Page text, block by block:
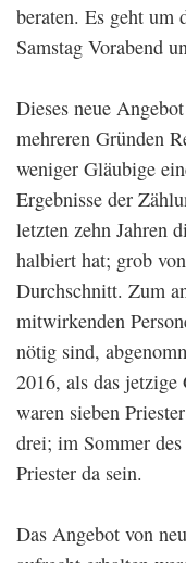
beraten. Es geht um
Samstag Vorabend
Dieses neue
mehreren Gründen
weniger Gläubige
Ergebnisse der
letzten zehn Jahren
halbiert hat; grob
Durchschnitt. Zum
mitwirkenden
nötig sind,
2016, als das jetzige
waren sieben
drei; im Sommer
Priester da sein.
Das Angebot von